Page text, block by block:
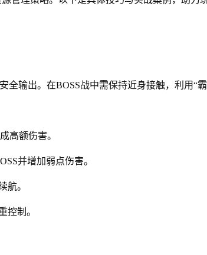
输出。在BOSS战中需保持近身接触，利用“霸
高额伤害。
并增加弱点伤害。
航。
控制。